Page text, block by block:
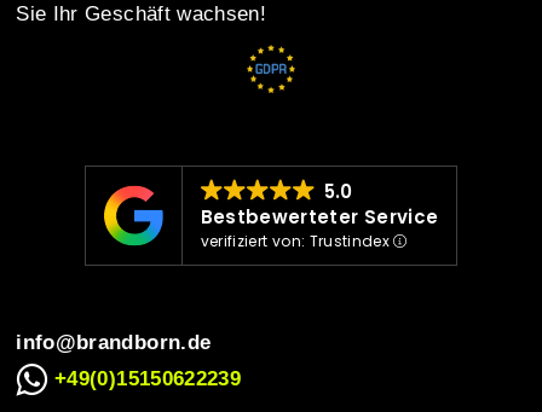
a
a
Sie Ihr Geschäft wachsen!
5.0
Bestbewerteter Service
verifiziert von: Trustindex
info@brandborn.de
+49(0)15150622239